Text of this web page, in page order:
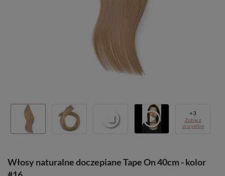
+3
Zobacz
wszystkie
Włosy naturalne doczepiane Tape On 40cm - kolor